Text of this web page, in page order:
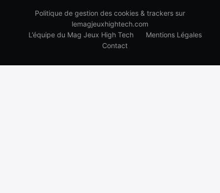
Politique de gestion des cookies & trackers sur
lemagjeuxhightech.com
L’équipe du Mag Jeux High Tech
Mentions Légales
Contact